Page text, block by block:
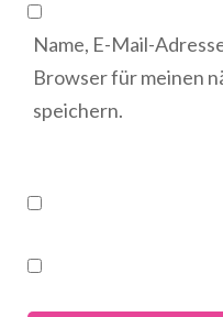
Name, E-Mail-
Browser für meinen
speichern.